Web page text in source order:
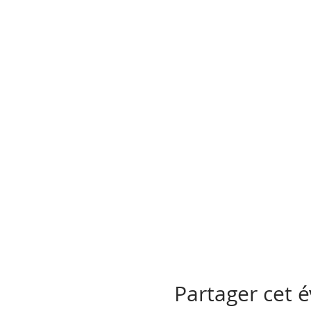
Partager cet